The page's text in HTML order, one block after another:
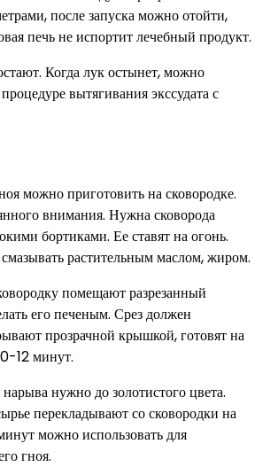
после запуска можно отойти,
печь не испортит лечебный продукт.
Когда лук остынет, можно
вытягивания экссудата с
можно приготовить на сковородке.
внимания. Нужна сковорода
бортиками. Ее ставят на огонь.
растительным маслом, жиром.
помещают разрезанный
его печеным. Срез должен
прозрачной крышкой, готовят на
12 минут.
нужно до золотистого цвета.
перекладывают со сковородки на
можно использовать для
гноя.